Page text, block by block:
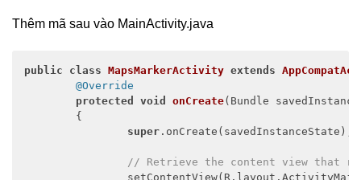
Thêm mã sau vào MainActivity.java
public class MapsMarkerActivity extends
@Override
protected
void onCreate(Bundle
{
super .onCreate(savedInstanceState);
// Retrieve the content view that